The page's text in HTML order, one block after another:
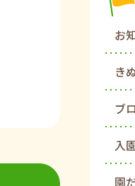
お
き
ブ
入
園